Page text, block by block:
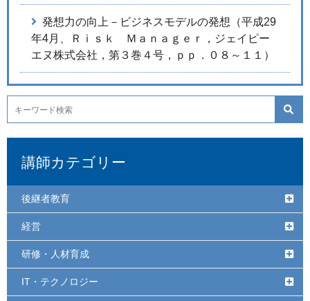
発想力の向上－ビジネスモデルの発想（平成29
年4月、Ｒｉｓｋ Ｍａｎａｇｅｒ，ジェイピー
エヌ株式会社，第３巻４号，ｐｐ．０８～１１）
講師カテゴリー
後継者教育
経営
研修・人材育成
IT・テクノロジー